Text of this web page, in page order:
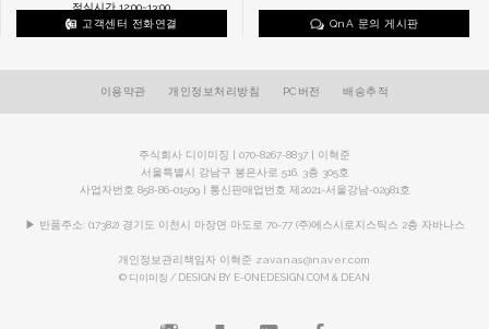
점심시간 12:00~13:00
고객센터 전화연결
QnA 문의 게시판
이용약관 개인정보처리방침 PC버전 배송추적
주식회사 디이미징 | 070-8267-8837 | 이혁준
서울특별시 강남구 봉은사로 516, 3층 305호
사업자번호 858-86-01509 | 통신판매업번호 제2021-서울강남-02981호
▶ 반품주소: (17382) 경기도 이천시 마장면 마도로 70-77 (주)에스시로지스틱스 2층 자바나스
개인정보관리책임자 이혁준 zavanas@naver.com
© 디이미징 / DESIGN BY E-ONEDESIGN.COM & DEAN